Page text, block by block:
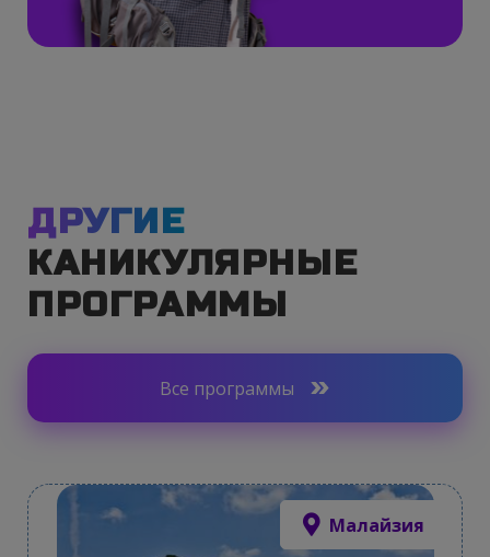
ДРУГИЕ
КАНИКУЛЯРНЫЕ
ПРОГРАММЫ
Все программы
Малайзия